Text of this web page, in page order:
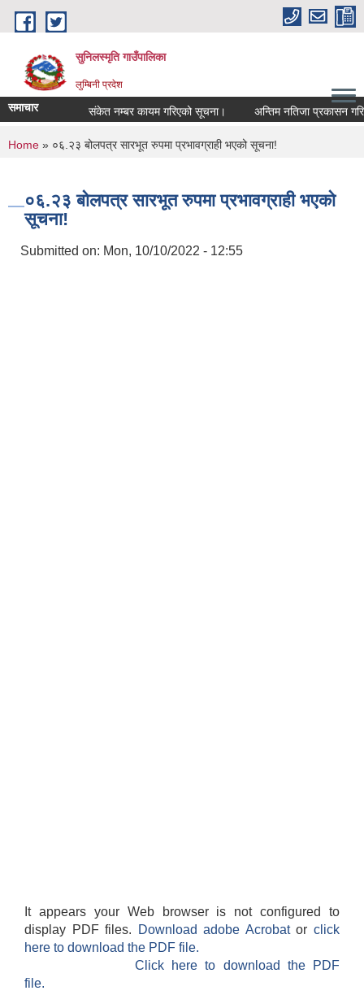
Skip to main content
सुनिलस्मृति गाउँपालिका
लुम्बिनी प्रदेश
समाचार संकेत नम्बर कायम गरिएको सूचना। अन्तिम नतिजा प्रकासन
You are here
Home » ०६.२३ बोलपत्र सारभूत रुपमा प्रभावग्राही भएको सूचना!
०६.२३ बोलपत्र सारभूत रुपमा प्रभावग्राही भएको
सूचना!
Submitted on: Mon, 10/10/2022 - 12:55
It appears your Web browser is not configured to
display PDF files.
Download adobe Acrobatorclick
here to download the PDF file.
Click here to download the PDF
file.